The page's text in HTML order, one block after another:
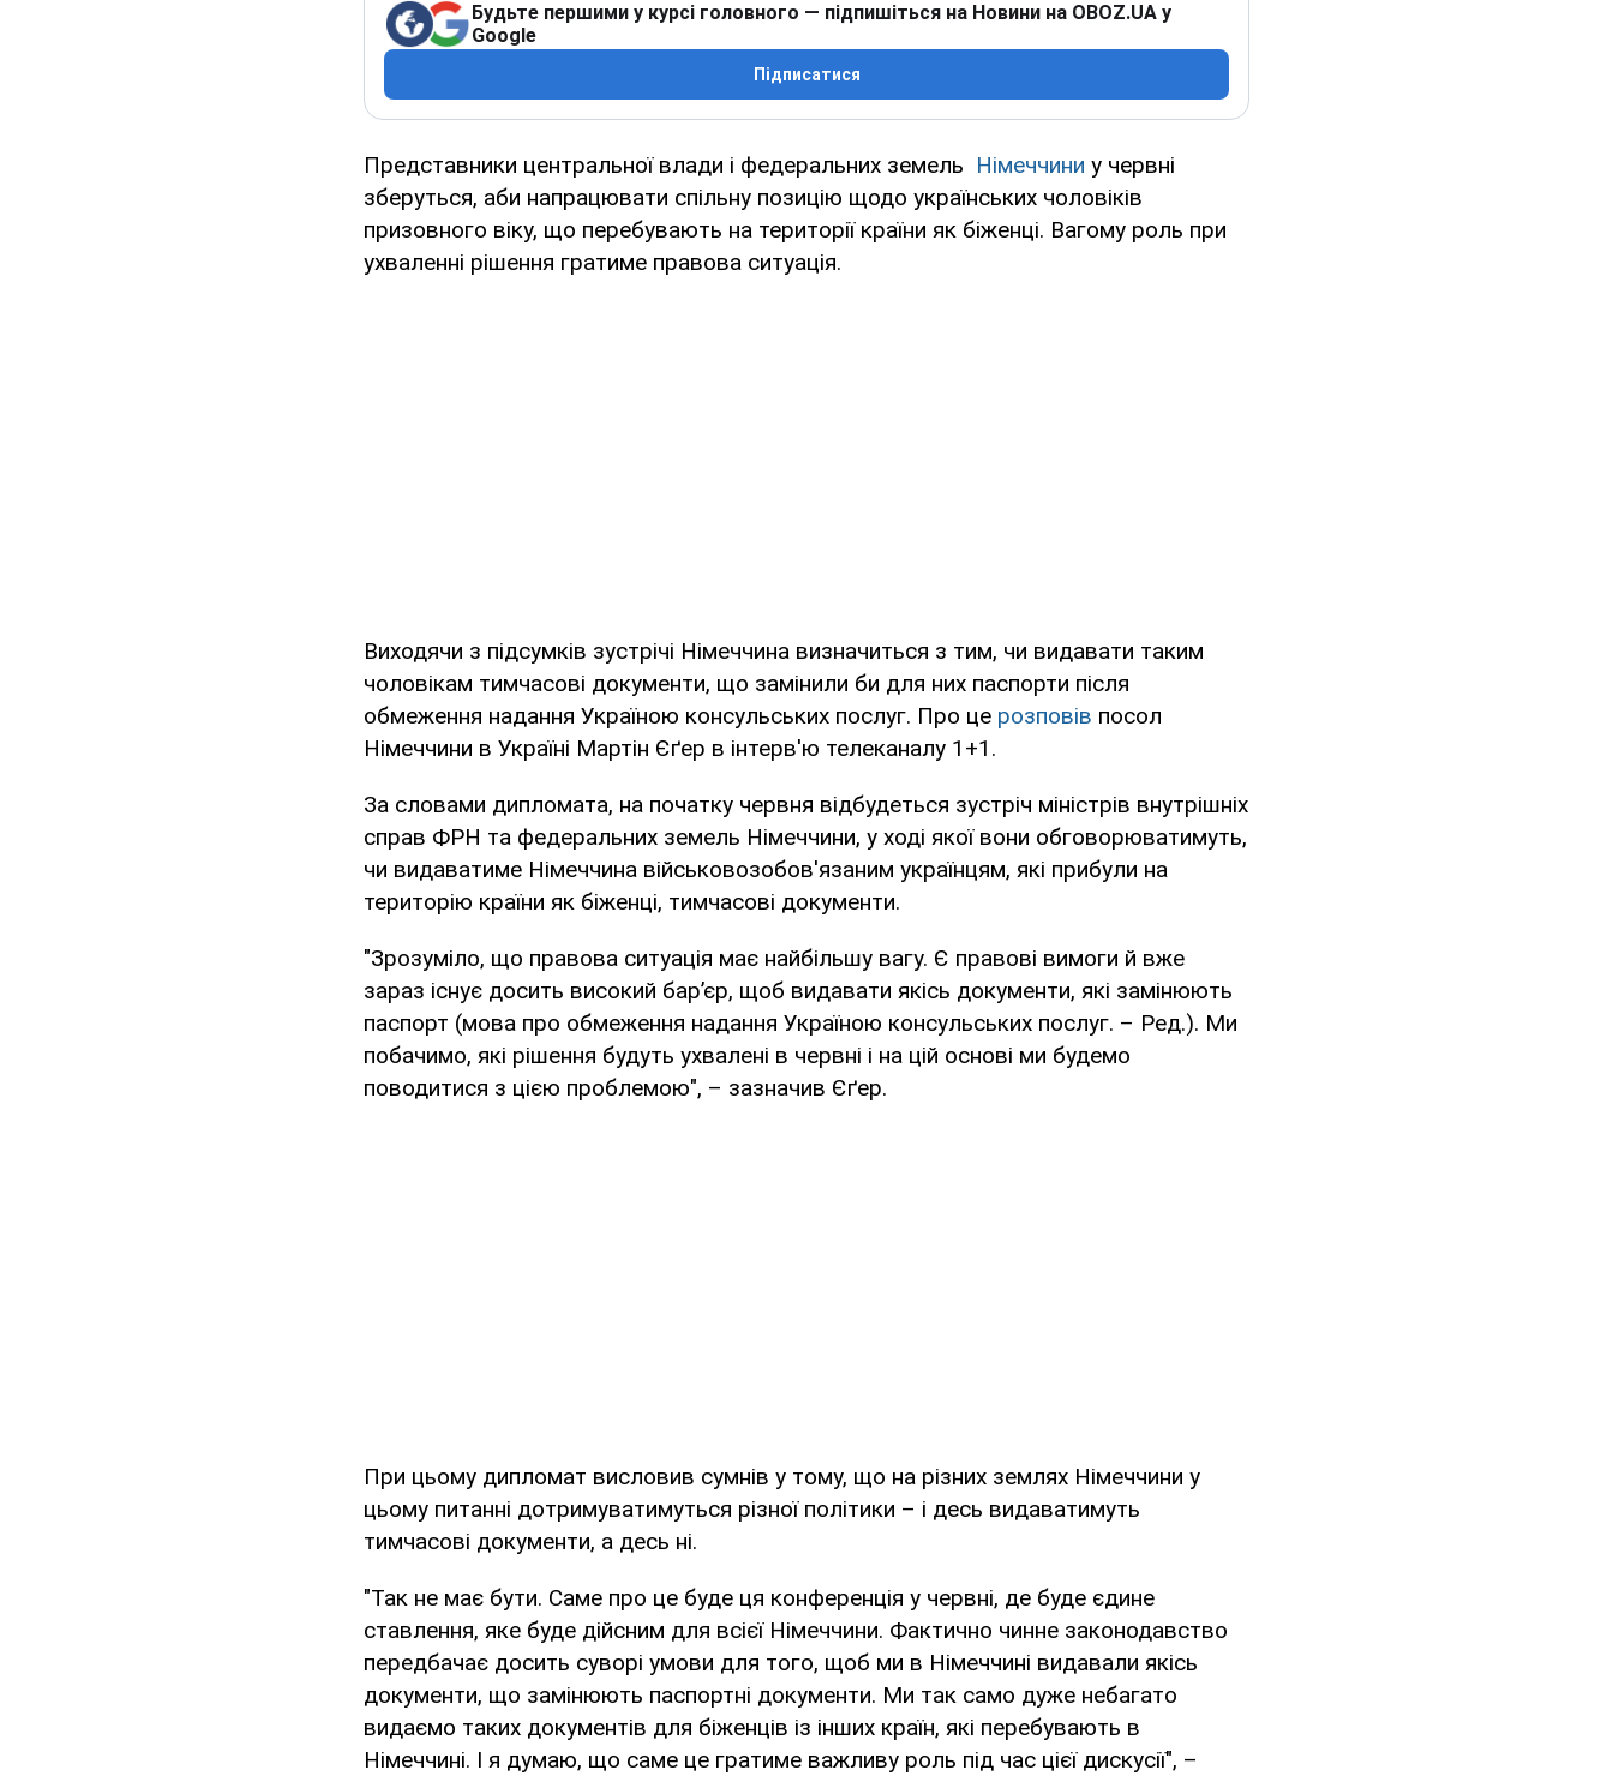
Будьте першими у курсі головного — підпишіться на Новини на OBOZ.UA у
Google
Підписатися
Представники центральної влади і федеральних земель Німеччини у червні
зберуться, аби напрацювати спільну позицію щодо українських чоловіків
призовного віку, що перебувають на території країни як біженці. Вагому роль при
ухваленні рішення гратиме правова ситуація.
Виходячи з підсумків зустрічі Німеччина визначиться з тим, чи видавати таким
чоловікам тимчасові документи, що замінили би для них паспорти після
обмеження надання Україною консульських послуг. Про це розповів посол
Німеччини в Україні Мартін Єґер в інтерв'ю телеканалу 1+1.
За словами дипломата, на початку червня відбудеться зустріч міністрів внутрішніх
справ ФРН та федеральних земель Німеччини, у ході якої вони обговорюватимуть,
чи видаватиме Німеччина військовозобов'язаним українцям, які прибули на
територію країни як біженці, тимчасові документи.
"Зрозуміло, що правова ситуація має найбільшу вагу. Є правові вимоги й вже
зараз існує досить високий бар’єр, щоб видавати якісь документи, які замінюють
паспорт (мова про обмеження надання Україною консульських послуг. – Ред.). Ми
побачимо, які рішення будуть ухвалені в червні і на цій основі ми будемо
поводитися з цією проблемою", – зазначив Єґер.
При цьому дипломат висловив сумнів у тому, що на різних землях Німеччини у
цьому питанні дотримуватимуться різної політики – і десь видаватимуть
тимчасові документи, а десь ні.
"Так не має бути. Саме про це буде ця конференція у червні, де буде єдине
ставлення, яке буде дійсним для всієї Німеччини. Фактично чинне законодавство
передбачає досить суворі умови для того, щоб ми в Німеччині видавали якісь
документи, що замінюють паспортні документи. Ми так само дуже небагато
видаємо таких документів для біженців із інших країн, які перебувають в
Німеччині. І я думаю, що саме це гратиме важливу роль під час цієї дискусії", –